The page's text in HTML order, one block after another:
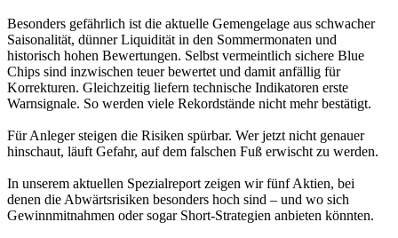
Besonders gefährlich ist die aktuelle Gemengelage aus schwacher
Saisonalität, dünner Liquidität in den Sommermonaten und
historisch hohen Bewertungen. Selbst vermeintlich sichere Blue
Chips sind inzwischen teuer bewertet und damit anfällig für
Korrekturen. Gleichzeitig liefern technische Indikatoren erste
Warnsignale. So werden viele Rekordstände nicht mehr bestätigt.
Für Anleger steigen die Risiken spürbar. Wer jetzt nicht genauer
hinschaut, läuft Gefahr, auf dem falschen Fuß erwischt zu werden.
In unserem aktuellen Spezialreport zeigen wir fünf Aktien, bei
denen die Abwärtsrisiken besonders hoch sind – und wo sich
Gewinnmitnahmen oder sogar Short-Strategien anbieten könnten.